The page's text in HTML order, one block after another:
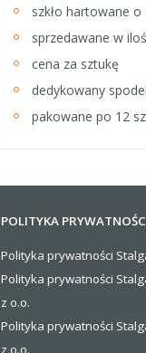
szkło hartowane
sprzedawane w
cena za sztukę
dedykowany
pakowane po 12
POLITYKA
Polityka prywatności
Polityka prywatności
z o.o.
Polityka prywatności
z o.o.